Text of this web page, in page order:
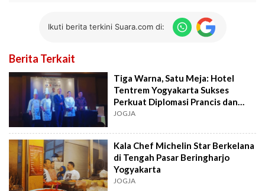
Ikuti berita terkini Suara.com di:
Berita Terkait
Tiga Warna, Satu Meja: Hotel
Tentrem Yogyakarta Sukses
Perkuat Diplomasi Prancis dan
Indonesia
JOGJA
Kala Chef Michelin Star Berkelana
di Tengah Pasar Beringharjo
Yogyakarta
JOGJA